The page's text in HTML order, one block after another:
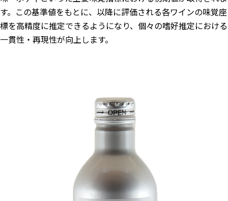
す。この基準値をもとに、以降に評価される各ワインの味覚座
標を高精度に推定できるようになり、個々の嗜好推定における
一貫性・再現性が向上します。